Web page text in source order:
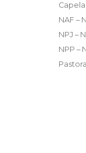
Capela
NAF –
NPJ –
NPP –